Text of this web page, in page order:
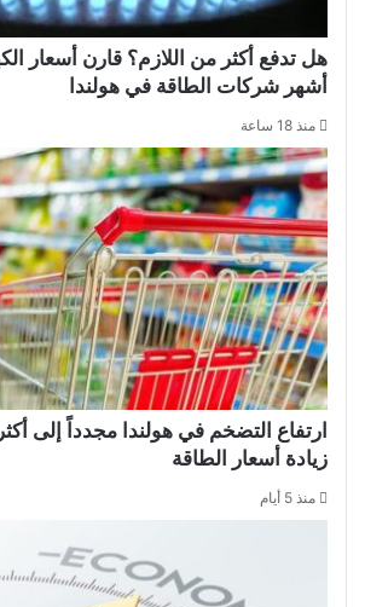
هل تدفع أكثر من اللازم؟ قارن أسعار
أشهر شركات الطاقة في هولندا
منذ 18 ساعة
زيادة أسعار الطاقة
منذ 5 أيام